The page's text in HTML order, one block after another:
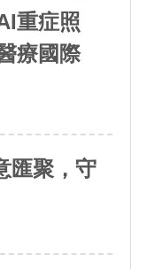
重症照
療國際
匯聚，守